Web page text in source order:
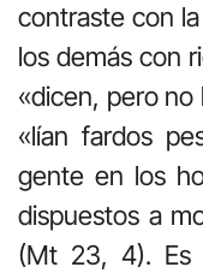
contraste con
los demás con
«dicen, pero
«lían fardos
gente en los
dispuestos a
(Mt 23, 4). Es